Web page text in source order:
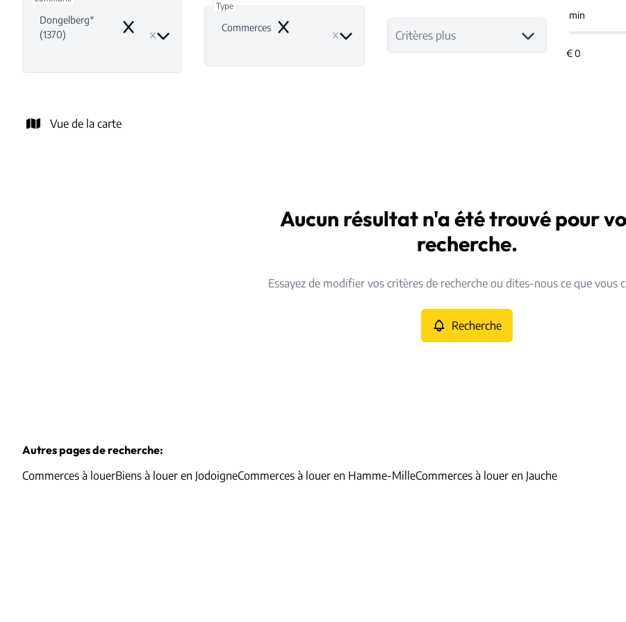
Dongelberg*
(1370)
Remove
Type
Commerces
Remove Critères plus
min
Vue de la carte
Aucun résultat n'a été trouvé pour
recherche.
Essayez de modifier vos critères de recherche ou dites-nous ce que vous
Recherche
Autres pages de recherche:
Commerces à louerBiens à louer en JodoigneCommerces à louer en Hamme-MilleCommerces à louer en Jauche